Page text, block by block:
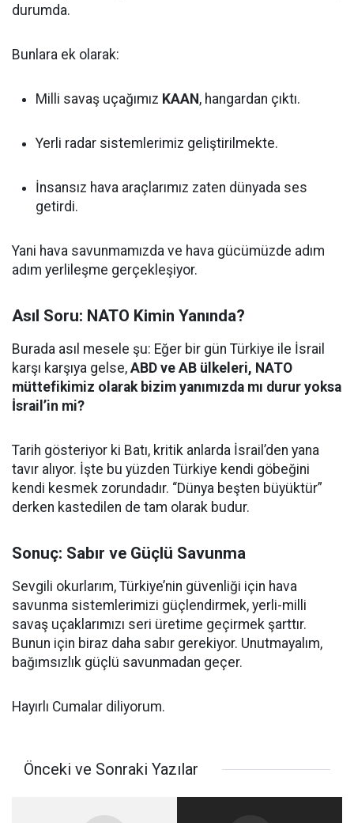
durumda.
Bunlara ek olarak:
Milli savaş uçağımız KAAN , hangardan çıktı.
Yerli radar sistemlerimiz geliştirilmekte.
İnsansız hava araçlarımız zaten dünyada ses
getirdi.
Yani hava savunmamızda ve hava gücümüzde adım
adım yerlileşme gerçekleşiyor.
Asıl Soru: NATO Kimin Yanında?
Burada asıl mesele şu: Eğer bir gün Türkiye ile İsrail
karşı karşıya gelse, ABD ve AB ülkeleri, NATO
müttefikimiz olarak bizim yanımızda mı durur yoksa
İsrail’in mi?
Tarih gösteriyor ki Batı, kritik anlarda İsrail’den yana
tavır alıyor. İşte bu yüzden Türkiye kendi göbeğini
kendi kesmek zorundadır. “Dünya beşten büyüktür”
derken kastedilen de tam olarak budur.
Sonuç: Sabır ve Güçlü Savunma
Sevgili okurlarım, Türkiye’nin güvenliği için hava
savunma sistemlerimizi güçlendirmek, yerli-milli
savaş uçaklarımızı seri üretime geçirmek şarttır.
Bunun için biraz daha sabır gerekiyor. Unutmayalım,
bağımsızlık güçlü savunmadan geçer.
Hayırlı Cumalar diliyorum.
Önceki ve Sonraki Yazılar